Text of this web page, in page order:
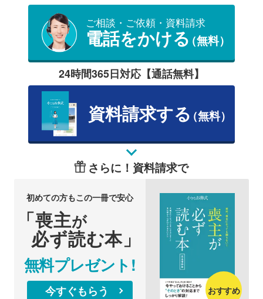
ご相談・ご依頼・資料請求
電話をかける（無料）
24時間365日対応【通話無料】
資料請求する（無料）
さらに！資料請求で
初めての方もこの一冊で安心
「喪主が
必ず読む本」
無料プレゼント!
今すぐもらう おすすめ